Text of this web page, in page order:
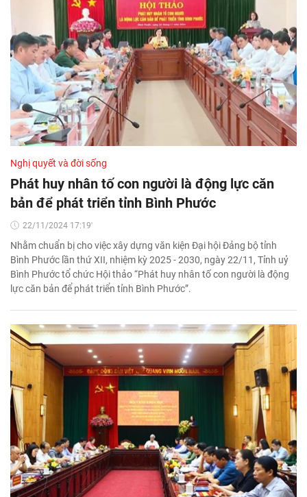
Nghị quyết và đời sống
Phát huy nhân tố con người là động lực căn
bản để phát triển tỉnh Bình Phước
22/11/2024 17:19'
Nhằm chuẩn bị cho việc xây dựng văn kiện Đại hội Đảng bộ tỉnh
Bình Phước lần thứ XII, nhiệm kỳ 2025 - 2030, ngày 22/11, Tỉnh uỷ
Bình Phước tổ chức Hội thảo “Phát huy nhân tố con người là động
lực căn bản để phát triển tỉnh Bình Phước”.